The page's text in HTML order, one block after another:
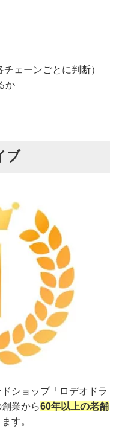
チェーンごとに判断）
か
ブ
ショップ「ロデオドラ
業から60年以上の老舗
す。